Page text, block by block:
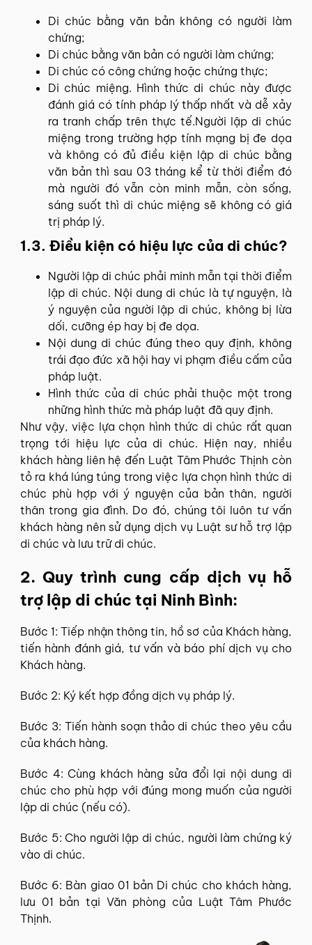
Di chúc bằng văn bản không có người làm
chứng;
Di chúc bằng văn bản có người làm chứng;
Di chúc có công chứng hoặc chứng thực;
Di chúc miệng. Hình thức di chúc này được
đánh giá có tính pháp lý thấp nhất và dễ xảy
ra tranh chấp trên thực tế.Người lập di chúc
miệng trong trường hợp tính mạng bị đe dọa
và không có đủ điều kiện lập di chúc bằng
văn bản thì sau 03 tháng kể từ thời điểm đó
mà người đó vẫn còn minh mẫn, còn sống,
sáng suốt thì di chúc miệng sẽ không có giá
trị pháp lý.
1.3. Điều kiện có hiệu lực của di chúc?
Người lập di chúc phải minh mẫn tại thời điểm
lập di chúc. Nội dung di chúc là tự nguyện, là
ý nguyện của người lập di chúc, không bị lừa
dối, cưỡng ép hay bị đe dọa.
Nội dung di chúc đúng theo quy định, không
trái đạo đức xã hội hay vi phạm điều cấm của
pháp luật.
Hình thức của di chúc phải thuộc một trong
những hình thức mà pháp luật đã quy định.
Như vậy, việc lựa chọn hình thức di chúc rất quan
trọng tới hiệu lực của di chúc. Hiện nay, nhiều
khách hàng liên hệ đến Luật Tâm Phước Thịnh còn
tỏ ra khá lúng túng trong việc lựa chọn hình thức di
chúc phù hợp với ý nguyện của bản thân, người
thân trong gia đình. Do đó, chúng tôi luôn tư vấn
khách hàng nên sử dụng dịch vụ Luật sư hỗ trợ lập
di chúc và lưu trữ di chúc.
2. Quy trình cung cấp dịch vụ hỗ
trợ lập di chúc tại Ninh Bình:
Bước 1: Tiếp nhận thông tin, hồ sơ của Khách hàng,
tiến hành đánh giá, tư vấn và báo phí dịch vụ cho
Khách hàng.
Bước 2: Ký kết hợp đồng dịch vụ pháp lý.
Bước 3: Tiến hành soạn thảo di chúc theo yêu cầu
của khách hàng.
Bước 4: Cùng khách hàng sửa đổi lại nội dung di
chúc cho phù hợp với đúng mong muốn của người
lập di chúc (nếu có).
Bước 5: Cho người lập di chúc, người làm chứng ký
vào di chúc.
Bước 6: Bàn giao 01 bản Di chúc cho khách hàng,
lưu 01 bản tại Văn phòng của Luật Tâm Phước
Thịnh.